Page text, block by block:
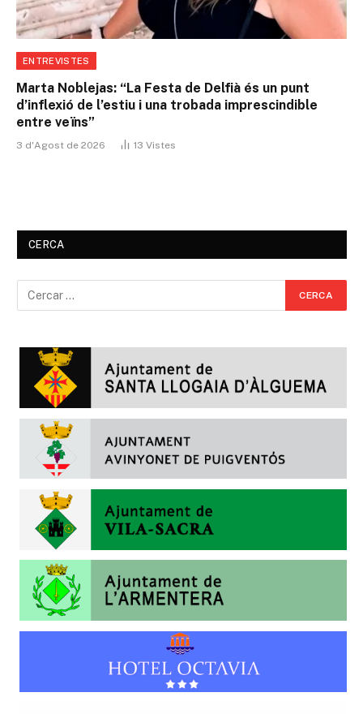
ENTREVISTES
Marta Noblejas: “La Festa de Delfià és un punt
d’inflexió de l’estiu i una trobada imprescindible
entre veïns”
3 d'Agost de 2026 13 Vistes
CERCA